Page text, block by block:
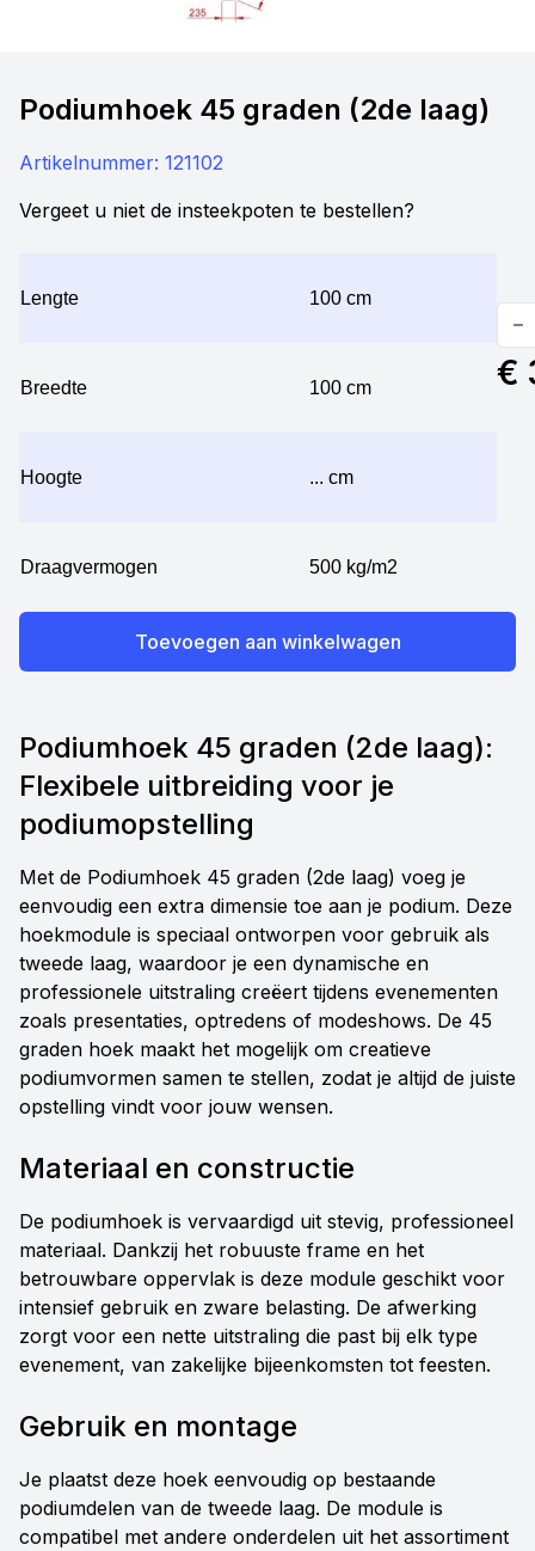
Podiumhoek 45 graden (2de laag)
Artikelnummer: 121102
Vergeet u niet de insteekpoten te bestellen?
Lengte 100 cm
Breedte 100 cm
Hoogte ... cm
Draagvermogen 500 kg/m2
€
Toevoegen aan winkelwagen
Podiumhoek 45 graden (2de laag):
Flexibele uitbreiding voor je
podiumopstelling
Met de Podiumhoek 45 graden (2de laag) voeg je
eenvoudig een extra dimensie toe aan je podium. Deze
hoekmodule is speciaal ontworpen voor gebruik als
tweede laag, waardoor je een dynamische en
professionele uitstraling creëert tijdens evenementen
zoals presentaties, optredens of modeshows. De 45
graden hoek maakt het mogelijk om creatieve
podiumvormen samen te stellen, zodat je altijd de juiste
opstelling vindt voor jouw wensen.
Materiaal en constructie
De podiumhoek is vervaardigd uit stevig, professioneel
materiaal. Dankzij het robuuste frame en het
betrouwbare oppervlak is deze module geschikt voor
intensief gebruik en zware belasting. De afwerking
zorgt voor een nette uitstraling die past bij elk type
evenement, van zakelijke bijeenkomsten tot feesten.
Gebruik en montage
Je plaatst deze hoek eenvoudig op bestaande
podiumdelen van de tweede laag. De module is
compatibel met andere onderdelen uit het assortiment